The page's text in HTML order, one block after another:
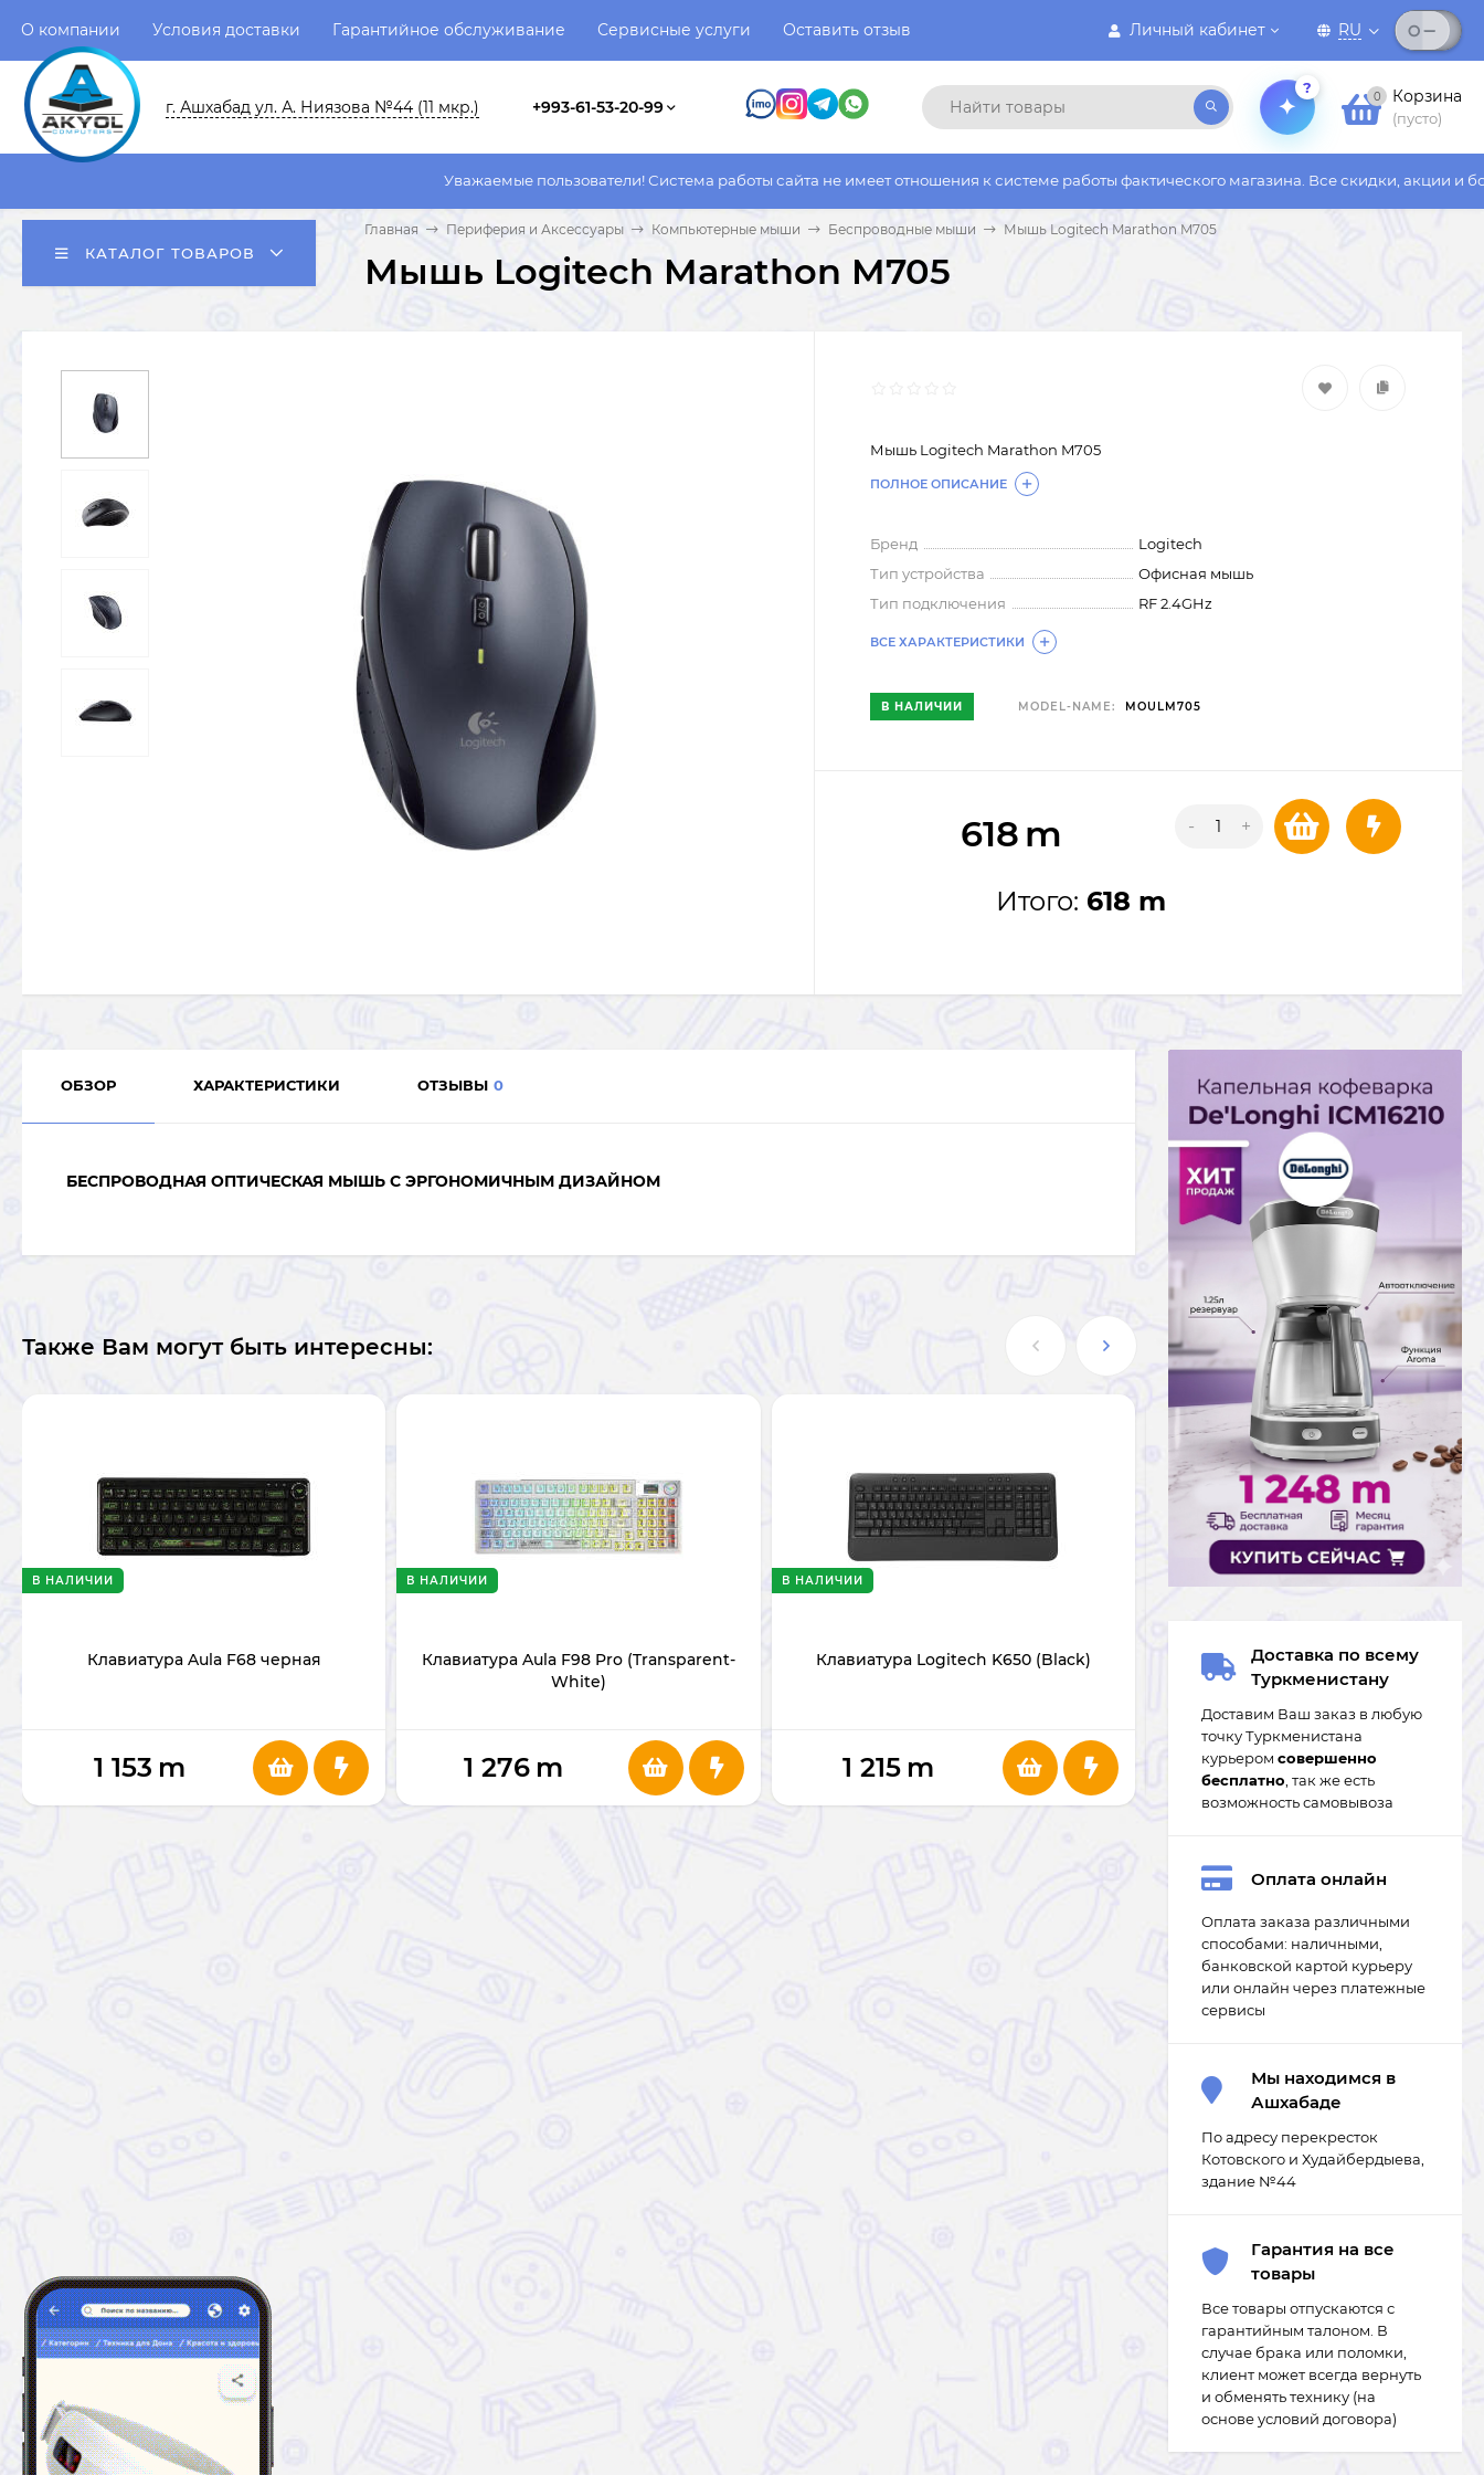
Личный кабинет RU
О компании Условия доставки Гарантийное обслуживание Сервисные услуги Оставить отзыв
г. Ашхабад ул. А. Ниязова №44 (11 мкр.) +993-61-53-20-99
?
0 Корзина
(пусто)
Уважаемые пользователи! Система работы сайта не имеет отношения к системе работы фактического магазина. Все скидки, акции и бонусы
КАТАЛОГ ТОВАРОВ
Главная Периферия и Аксессуары Компьютерные мыши Беспроводные мыши Мышь Logitech Marathon M705
Мышь Logitech Marathon M705
Мышь Logitech Marathon M705
ПОЛНОЕ ОПИСАНИЕ
Бренд
Logitech
Тип устройства
Офисная мышь
Тип подключения
RF 2.4GHz
ВСЕ ХАРАКТЕРИСТИКИ
В НАЛИЧИИ MODEL-NAME: MOULM705
618 m - +
Итого: 618 m
ОБЗОР ХАРАКТЕРИСТИКИ ОТЗЫВЫ 0
БЕСПРОВОДНАЯ ОПТИЧЕСКАЯ МЫШЬ С ЭРГОНОМИЧНЫМ ДИЗАЙНОМ
Также Вам могут быть интересны:
Клавиатура Aula F68 черная
В НАЛИЧИИ
1 153 m
Клавиатура Aula F98 Pro (Transparent-
White)
В НАЛИЧИИ
1 276 m
Клавиатура Logitech K650 (Black)
В НАЛИЧИИ
1 215 m
Клавиатура AULA F75 Dark Brown +
White Gray
947m
Доставка по всему
Туркменистану
Доставим Ваш заказ в любую
точку Туркменистана
курьером совершенно
бесплатно , так же есть
возможность самовывоза
Оплата онлайн
Оплата заказа различными
способами: наличными,
банковской картой курьеру
или онлайн через платежные
сервисы
Мы находимся в
Ашхабаде
По адресу перекресток
Котовского и Худайбердыева,
здание №44
Гарантия на все
товары
Все товары отпускаются с
гарантийным талоном. В
случае брака или поломки,
клиент может всегда вернуть
и обменять технику (на
основе условий договора)